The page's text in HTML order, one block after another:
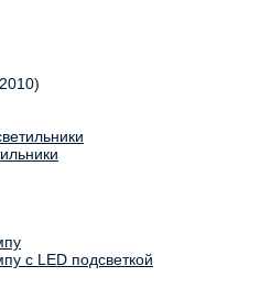
с LED подсветкой